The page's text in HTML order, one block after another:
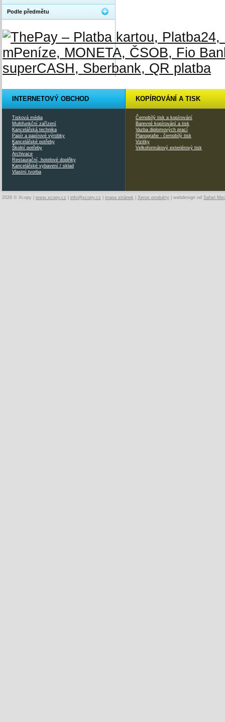
Podle předmětu
INTERNETOVÝ OBCHOD
Tisková média
Multifunkční zařízení
Kancelářská technika
Papír a papírové výrobky
Kancelářské potřeby
Školní potřeby
Archivace
Restaurační, hotelové doplňky
Kancelářské vybavení / sklad
Vlastní tvorba
KOPÍROVÁNÍ A TISK
Černobílý tisk a kopírování
Barevné kopírování a tisk
Vazba diplomových prací
Planografie - černobílý tisk
Vizitky
Velkoformátový exteriérový tisk
2026 © Xcopy | www.xcopy.cz info@xcopy.cz mapa stránek Xerox produkty | webdesign od Safari